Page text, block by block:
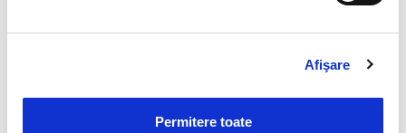
Afişare
Permitere toate